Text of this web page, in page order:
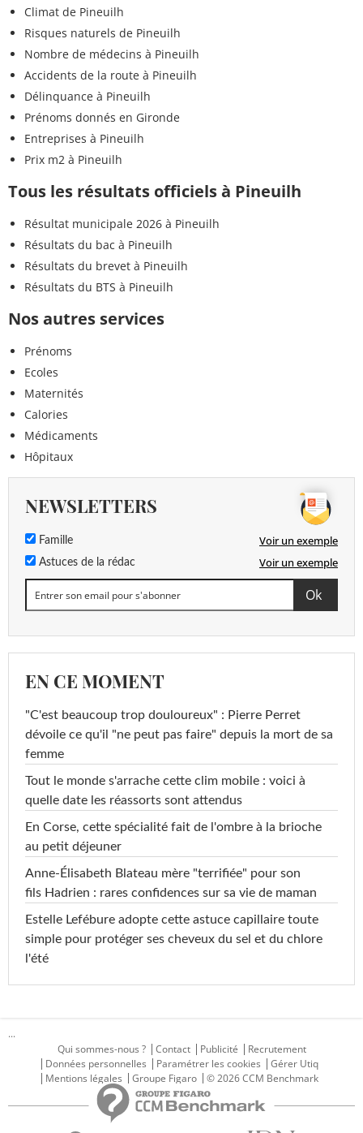
Climat de Pineuilh
Risques naturels de Pineuilh
Nombre de médecins à Pineuilh
Accidents de la route à Pineuilh
Délinquance à Pineuilh
Prénoms donnés en Gironde
Entreprises à Pineuilh
Prix m2 à Pineuilh
Tous les résultats officiels à Pineuilh
Résultat municipale 2026 à Pineuilh
Résultats du bac à Pineuilh
Résultats du brevet à Pineuilh
Résultats du BTS à Pineuilh
Nos autres services
Prénoms
Ecoles
Maternités
Calories
Médicaments
Hôpitaux
NEWSLETTERS
Famille Voir un exemple
Astuces de la rédac Voir un exemple
EN CE MOMENT
"C'est beaucoup trop douloureux" : Pierre Perret
dévoile ce qu'il "ne peut pas faire" depuis la mort de sa
femme
Tout le monde s'arrache cette clim mobile : voici à
quelle date les réassorts sont attendus
En Corse, cette spécialité fait de l'ombre à la brioche
au petit déjeuner
Anne-Élisabeth Blateau mère "terrifiée" pour son
fils Hadrien : rares confidences sur sa vie de maman
Estelle Lefébure adopte cette astuce capillaire toute
simple pour protéger ses cheveux du sel et du chlore
l'été
...
Qui sommes-nous ?
Contact Publicité
Recrutement
Données personnelles
Paramétrer les cookies
Gérer Utiq
Mentions légales
Groupe Figaro © 2026 CCM Benchmark